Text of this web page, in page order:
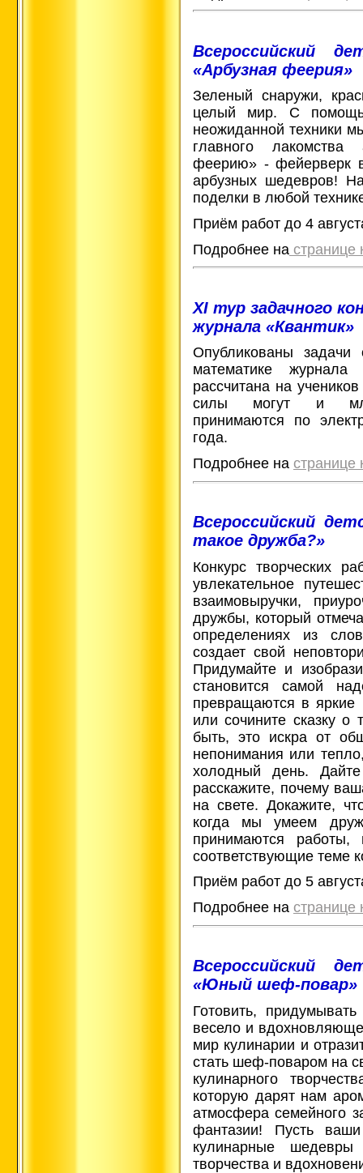
Всероссийский
«Арбузная феерия»
Зеленый снаружи,
целый мир. С
неожиданной техники
главного лакомства
феерию» - фейерверк
арбузных шедевров!
поделки в любой
Приём работ до 4
Подробнее на странице
XI тур задачного
журнала «Квантик»
Опубликованы задачи
математике журнала
рассчитана на
силы могут и
принимаются по
года.
Подробнее на странице
Всероссийский
такое дружба?»
Конкурс творческих
увлекательное
взаимовыручки,
дружбы, который
определениях из
создает свой
Придумайте и
становится самой
превращаются в яркие
или сочините сказку о
быть, это искра от
непонимания или
холодный день.
расскажите, почему
на свете. Докажите,
когда мы умеем
принимаются
соответствующие теме
Приём работ до 5
Подробнее на странице
Всероссийский
«Юный шеф-повар»
Готовить,
весело и
мир кулинарии и
стать шеф-поваром на
кулинарного
которую дарят нам
атмосфера семейного
фантазии! Пусть
кулинарные
творчества и